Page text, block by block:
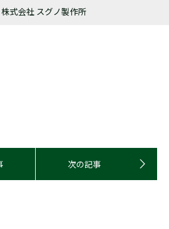
株式会社 スグノ製作所